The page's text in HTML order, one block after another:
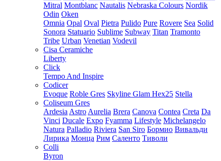
Mitral Montblanc Nautalis Nebraska Colours Nordik
Odin Oken
Omnia Opal Oval Pietra Pulido Pure Rovere Sea Solid
Sonora Statuario Sublime Subway Titan Tramonto
Tribe Urban Venetian Vodevil
Cisa Ceramiche
Liberty
Click
Tempo And Inspire
Codicer
Evoque Roble Gres Skyline Glam Hex25 Stella
Coliseum Gres
Ardesia Astro Aurelia Brera Canova Contea Creta Da
Vinci Ducale Expo Fyamma Lifestyle Michelangelo
Natura Palladio Riviera San Siro Бормио Вивальди
Лирика Монца Рим Саленто Тиволи
Colli
Byron